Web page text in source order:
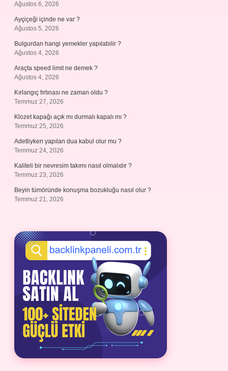
Ağustos 6, 2026
Ayçiçeği içinde ne var ?
Ağustos 5, 2026
Bulgurdan hangi yemekler yapılabilir ?
Ağustos 4, 2026
Araçta speed limit ne demek ?
Ağustos 4, 2026
Kırlangıç fırtınası ne zaman oldu ?
Temmuz 27, 2026
Klozet kapağı açık mı durmalı kapalı mı ?
Temmuz 25, 2026
Adetliyken yapılan dua kabul olur mu ?
Temmuz 24, 2026
Kaliteli bir nevresim takımı nasıl olmalıdır ?
Temmuz 23, 2026
Beyin tümöründe konuşma bozukluğu nasıl olur ?
Temmuz 21, 2026